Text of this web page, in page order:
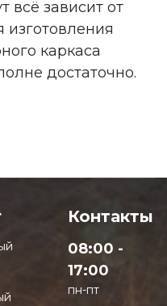
всё зависит от
каркаса
достаточно.
Контакты
08:00 -
17:00
пн-пт